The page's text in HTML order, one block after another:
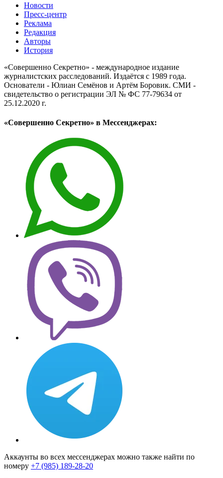
Новости
Пресс-центр
Реклама
Редакция
Авторы
История
«Совершенно Секретно» - международное издание
журналистских расследований. Издаётся с 1989 года.
Основатели - Юлиан Семёнов и Артём Боровик. CМИ -
свидетельство о регистрации ЭЛ № ФС 77-79634 от
25.12.2020 г.
«Совершенно Секретно» в Мессенджерах:
Аккаунты во всех мессенджерах можно также найти по
номеру +7 (985) 189-28-20